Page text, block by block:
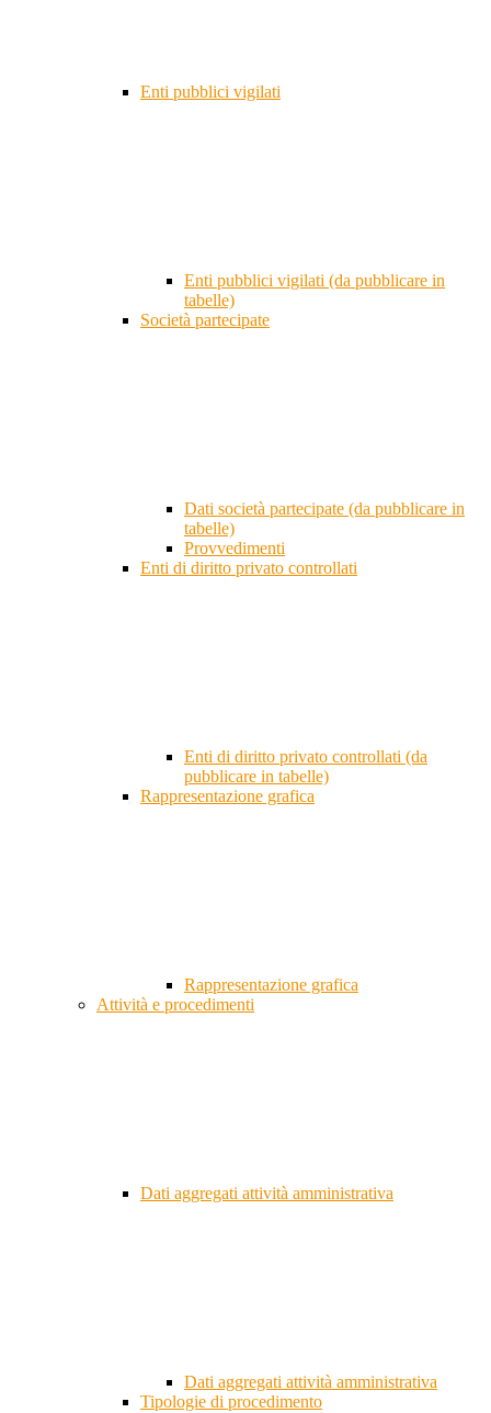
Enti pubblici vigilati
Enti pubblici vigilati (da pubblicare in
tabelle)
Società partecipate
Dati società partecipate (da pubblicare in
tabelle)
Provvedimenti
Enti di diritto privato controllati
Enti di diritto privato controllati (da
pubblicare in tabelle)
Rappresentazione grafica
Rappresentazione grafica
Attività e procedimenti
Dati aggregati attività amministrativa
Dati aggregati attività amministrativa
Tipologie di procedimento